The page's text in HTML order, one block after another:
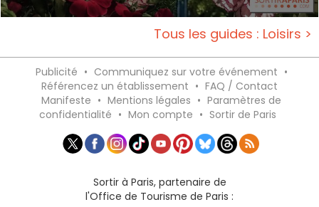
Tous les guides : Loisirs >
Publicité • Communiquez sur votre événement •
Référencez un établissement • FAQ / Contact
Manifeste • Mentions légales • Paramètres de
confidentialité • Mon compte • Sortir de Paris
Sortir à Paris, partenaire de
l'Office de Tourisme de Paris :